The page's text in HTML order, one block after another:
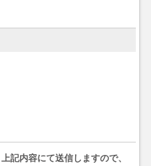
記内容にて送信しますので、